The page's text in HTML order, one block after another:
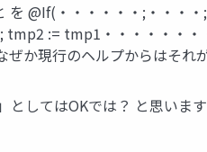
を @If(・・・・・・;・・
:= tmp1・・・・・・
か現行のヘルプからはそれ
してはOKでは？ と思いま